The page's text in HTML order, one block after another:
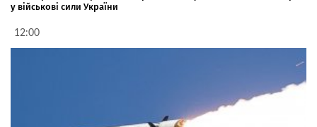
у військові сили України
12:00